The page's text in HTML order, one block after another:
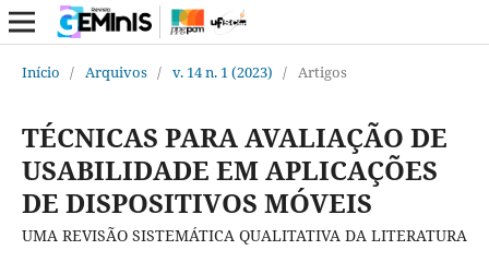
Início / Arquivos / v. 14 n. 1 (2023) / Artigos
TÉCNICAS PARA AVALIAÇÃO DE
USABILIDADE EM APLICAÇÕES
DE DISPOSITIVOS MÓVEIS
UMA REVISÃO SISTEMÁTICA QUALITATIVA DA LITERATURA